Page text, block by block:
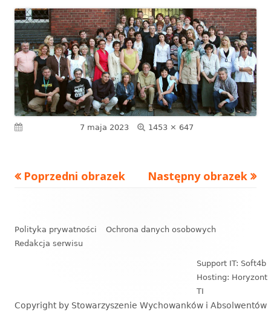
7 maja 2023
Pełny
1453 × 647
Poprzedni obrazek Następny obrazek
stopki
Polityka prywatności
Ochrona danych osobowych
Redakcja serwisu
Support IT: Soft4b
Hosting: Horyzont
TI
Copyright by Stowarzyszenie Wychowanków i Absolwentów